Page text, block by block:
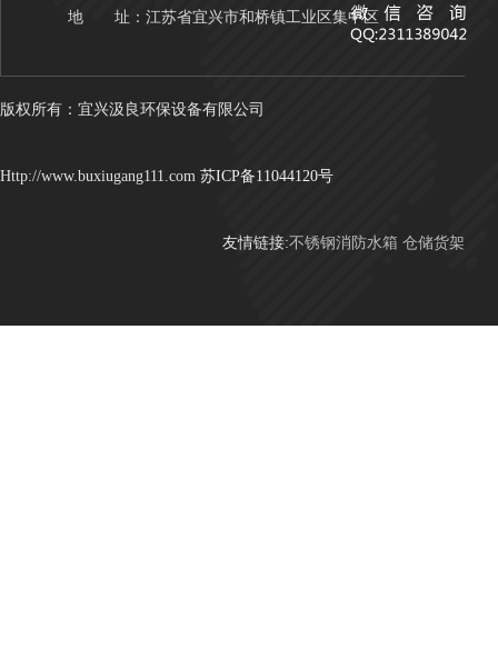
地 址：江苏省宜兴市和桥镇工业区集中区
版权所有：宜兴汲良环保设备有限公司
Http://www.buxiugang111.com 苏ICP备11044120号
友情链接:不锈钢消防水箱 仓储货架